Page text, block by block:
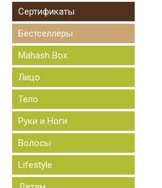
Сертификаты
Бестселлеры
Mahash Box
Лицо
Тело
Руки и Ноги
Волосы
Lifestyle